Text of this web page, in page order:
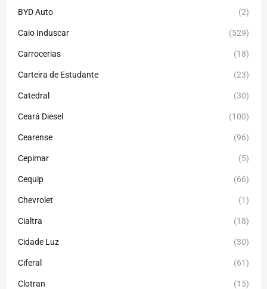
BYD Auto (2)
Caio Induscar (529)
Carrocerias (18)
Carteira de Estudante (23)
Catedral (30)
Ceará Diesel (100)
Cearense (96)
Cepimar (5)
Cequip (66)
Chevrolet (1)
Cialtra (18)
Cidade Luz (30)
Ciferal (61)
Clotran (15)